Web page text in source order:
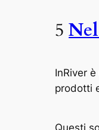
5
InRiver
prodotti